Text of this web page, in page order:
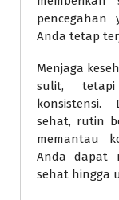
pencegahan
Anda tetap
Menjaga
sulit,
konsistensi.
sehat, rutin
memantau
Anda dapat
sehat hingga